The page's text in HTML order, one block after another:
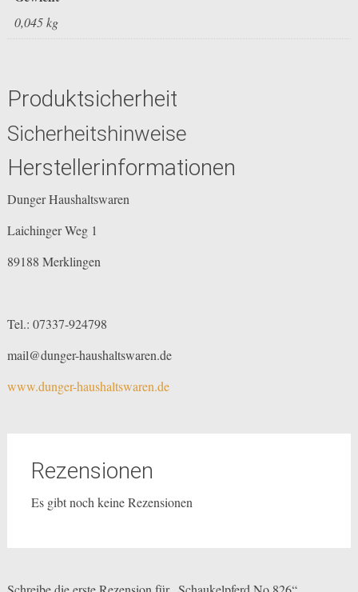
0,045 kg
Produktsicherheit
Sicherheitshinweise
Herstellerinformationen
Dunger Haushaltswaren
Laichinger Weg 1
89188 Merklingen
Tel.: 07337-924798
mail@dunger-haushaltswaren.de
www.dunger-haushaltswaren.de
Rezensionen
Es gibt noch keine Rezensionen